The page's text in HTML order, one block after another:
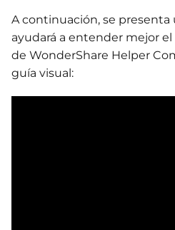
A continuación, se
ayudará a entender mejor
de WonderShare Helper
guía visual: